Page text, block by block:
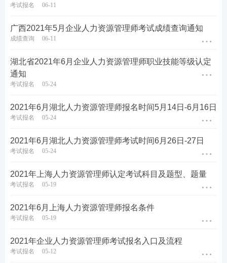
考试报名 06-11
广西2021年5月企业人力资源管理师考试成绩查询通知
成绩查询 06-11
湖北省2021年6月企业人力资源管理师职业技能等级认定
通知
考试报名 05-24
2021年6月湖北人力资源管理师报名时间5月14日-6月16日
考试报名 05-24
2021年6月湖北人力资源管理师考试时间6月26日-27日
考试报名 05-24
2021年上海人力资源管理师认定考试科目及题型、题量
考试报名 05-19
2021年6月上海人力资源管理师报名条件
考试报名 05-19
2021年企业人力资源管理师考试报名入口及流程
考试报名 05-12